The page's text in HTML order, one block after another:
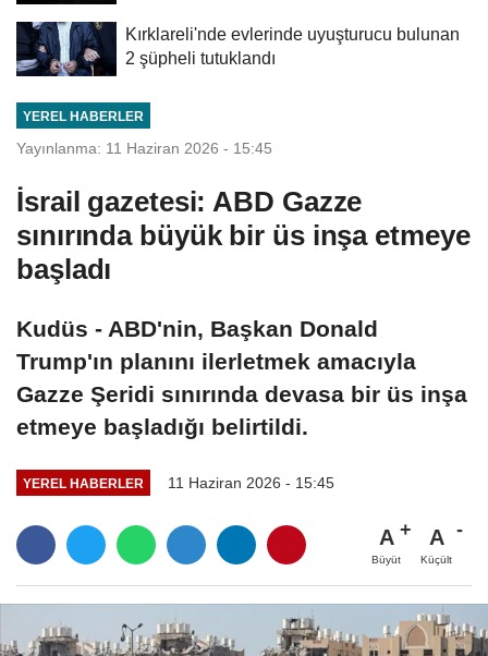
Kırklareli'nde evlerinde uyuşturucu bulunan
2 şüpheli tutuklandı
YEREL HABERLER
Yayınlanma: 11 Haziran 2026 - 15:45
İsrail gazetesi: ABD Gazze
sınırında büyük bir üs inşa etmeye
başladı
Kudüs - ABD'nin, Başkan Donald
Trump'ın planını ilerletmek amacıyla
Gazze Şeridi sınırında devasa bir üs inşa
etmeye başladığı belirtildi.
YEREL HABERLER 11 Haziran 2026 - 15:45
A
Büyüt
A
Küçült